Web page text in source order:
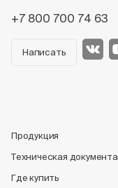
+7 800 700 74 63
Написать
Продукция
Техническая
Где купить